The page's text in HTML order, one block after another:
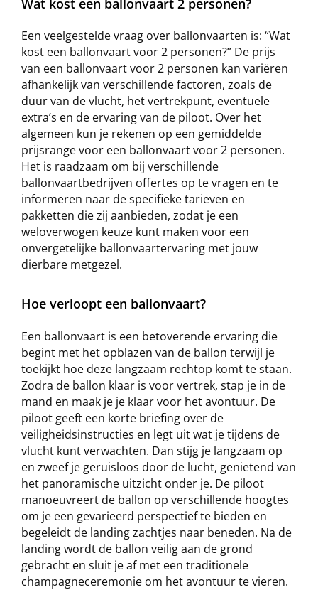
Een veelgestelde vraag over ballonvaarten is: “Wat
kost een ballonvaart voor 2 personen?” De prijs
van een ballonvaart voor 2 personen kan variëren
afhankelijk van verschillende factoren, zoals de
duur van de vlucht, het vertrekpunt, eventuele
extra’s en de ervaring van de piloot. Over het
algemeen kun je rekenen op een gemiddelde
prijsrange voor een ballonvaart voor 2 personen.
Het is raadzaam om bij verschillende
ballonvaartbedrijven offertes op te vragen en te
informeren naar de specifieke tarieven en
pakketten die zij aanbieden, zodat je een
weloverwogen keuze kunt maken voor een
onvergetelijke ballonvaartervaring met jouw
dierbare metgezel.
Hoe verloopt een ballonvaart?
Een ballonvaart is een betoverende ervaring die
begint met het opblazen van de ballon terwijl je
toekijkt hoe deze langzaam rechtop komt te staan.
Zodra de ballon klaar is voor vertrek, stap je in de
mand en maak je je klaar voor het avontuur. De
piloot geeft een korte briefing over de
veiligheidsinstructies en legt uit wat je tijdens de
vlucht kunt verwachten. Dan stijg je langzaam op
en zweef je geruisloos door de lucht, genietend van
het panoramische uitzicht onder je. De piloot
manoeuvreert de ballon op verschillende hoogtes
om je een gevarieerd perspectief te bieden en
begeleidt de landing zachtjes naar beneden. Na de
landing wordt de ballon veilig aan de grond
gebracht en sluit je af met een traditionele
champagneceremonie om het avontuur te vieren.